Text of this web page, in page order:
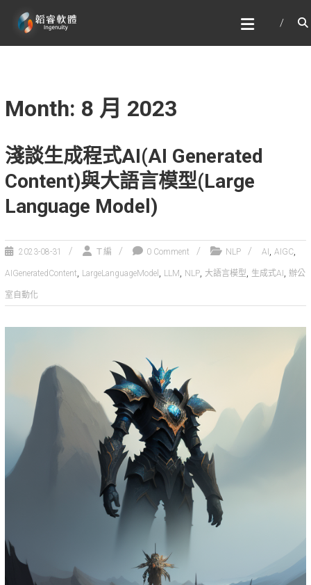
content
韜睿軟體有限公司
文字辨識與自然語言處理的專家
Month: 8 月 2023
淺談生成程式AI(AI Generated
Content)與大語言模型(Large
Language Model)
2023-08-31 Ｔ編 0 Comment NLP AI , AIGC,
AIGeneratedContent, LargeLanguageModel , LLM , NLP, 大語言模型, 生成式AI , 辦公
室自動化